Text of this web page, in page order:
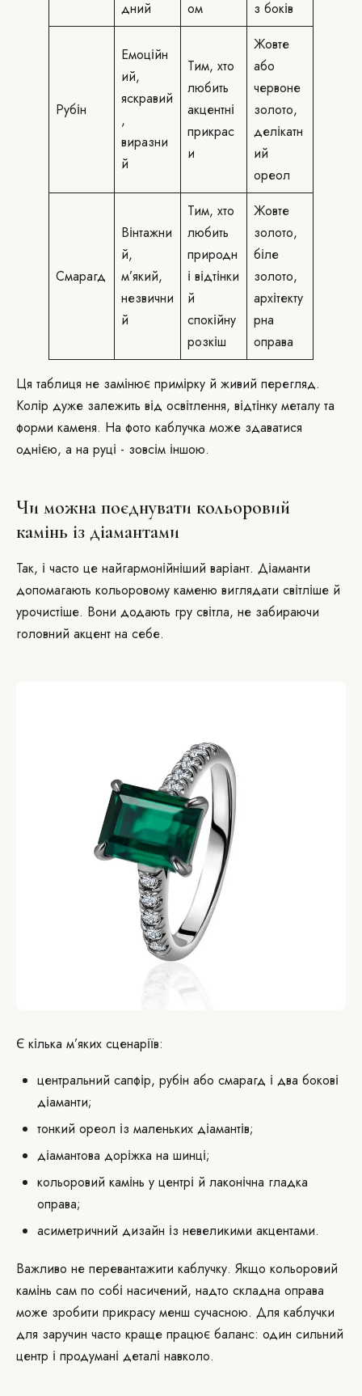
дний ом з боків
Рубін
Емоційн
ий,
яскравий
,
виразни
й
Тим, хто
любить
акцентні
прикрас
и
Жовте
або
червоне
золото,
делікатн
ий
ореол
Смарагд
Вінтажни
й,
м’який,
незвични
й
Тим, хто
любить
природн
і відтінки
й
спокійну
розкіш
Жовте
золото,
біле
золото,
архітекту
рна
оправа
Ця таблиця не замінює примірку й живий перегляд.
Колір дуже залежить від освітлення, відтінку металу та
форми каменя. На фото каблучка може здаватися
однією, а на руці - зовсім іншою.
Чи можна поєднувати кольоровий
камінь із діамантами
Так, і часто це найгармонійніший варіант. Діаманти
допомагають кольоровому каменю виглядати світліше й
урочистіше. Вони додають гру світла, не забираючи
головний акцент на себе.
Є кілька м’яких сценаріїв:
центральний сапфір, рубін або смарагд і два бокові
діаманти;
тонкий ореол із маленьких діамантів;
діамантова доріжка на шинці;
кольоровий камінь у центрі й лаконічна гладка
оправа;
асиметричний дизайн із невеликими акцентами.
Важливо не перевантажити каблучку. Якщо кольоровий
камінь сам по собі насичений, надто складна оправа
може зробити прикрасу менш сучасною. Для каблучки
для заручин часто краще працює баланс: один сильний
центр і продумані деталі навколо.